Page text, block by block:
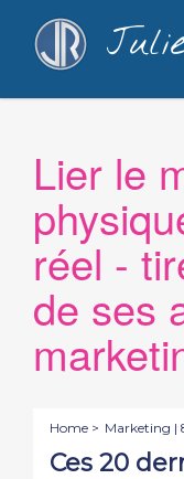
Lier le
réel -
de ses
Home > Marketing |
Ces 20